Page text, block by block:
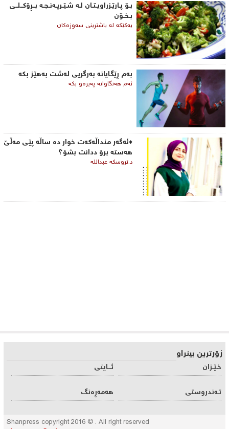
بـۆ پـارێـزراویـتـان لـه‌ شـێـرپـه‌نـجـه‌ بــڕۆكــلــی‌
بـخـۆن
یه‌كێكه‌ له‌ باشترینی‌ سه‌وزه‌كان
به‌م ڕێگایانه‌ به‌رگریی‌ له‌شت به‌هێز بكه‌
ئه‌م هه‌نگاوانه‌ په‌یره‌و بكه‌
♦ئەگەر منداڵەکەت خوار دە ساڵە پێی مەڵێ
هەستە برۆ ددانت بشۆ؟
د.تروسکە عبداللە
زۆرترین بینراو
خـێـزان ئـــاینی
تـه‌ندروستی هه‌مه‌ڕه‌نگ
Shanpress copyright 2016 © . All right reserved